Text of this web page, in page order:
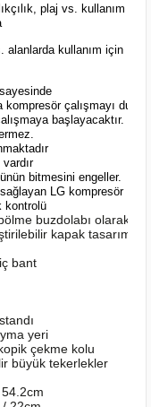
plaj vs. kullanım
alanlarda kullanım için
kompresör çalışmayı
başlayacaktır.
bitmesini engeller.
LG kompresör
kontrolü
buzdolabı olarak
kapak tasarımı
bant
yeri
çekme kolu
büyük tekerlekler